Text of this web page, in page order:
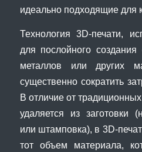
идеально подходящие для
Технология 3D-печати,
для послойного создания
металлов или других
существенно сократить
В отличие от
удаляется из заготовки
или штамповка), в 3D-
тот объем материала,